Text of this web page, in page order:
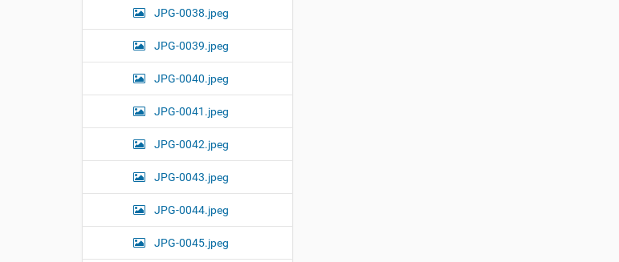
JPG-0038.jpeg
JPG-0039.jpeg
JPG-0040.jpeg
JPG-0041.jpeg
JPG-0042.jpeg
JPG-0043.jpeg
JPG-0044.jpeg
JPG-0045.jpeg